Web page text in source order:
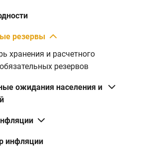
резервы
хранения и расчетного
резервов
ожидания населения и
инфляции